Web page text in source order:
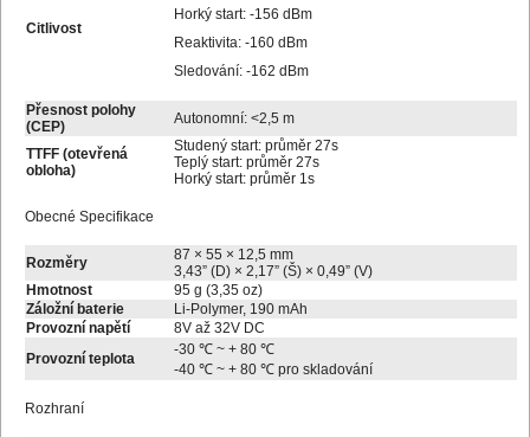
Citlivost
Horký start: -156 dBm
Reaktivita: -160 dBm
Sledování: -162 dBm
Přesnost polohy
(CEP)
Autonomní: <2,5 m
TTFF (otevřená
obloha)
Studený start: průměr 27s
Teplý start: průměr 27s
Horký start: průměr 1s
Obecné Specifikace
Rozměry
87 × 55 × 12,5 mm
3,43” (D) × 2,17” (Š) × 0,49” (V)
Hmotnost
95 g (3,35 oz)
Záložní baterie
Li-Polymer, 190 mAh
Provozní napětí
8V až 32V DC
Provozní teplota
-30 ℃ ~ + 80 ℃
-40 ℃ ~ + 80 ℃ pro skladování
Rozhraní